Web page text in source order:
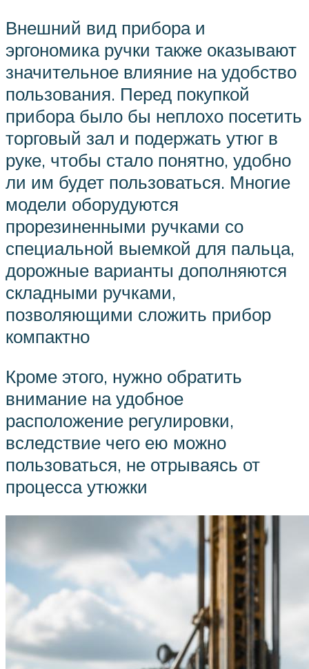
Внешний вид прибора и
эргономика ручки также оказывают
значительное влияние на удобство
пользования. Перед покупкой
прибора было бы неплохо посетить
торговый зал и подержать утюг в
руке, чтобы стало понятно, удобно
ли им будет пользоваться. Многие
модели оборудуются
прорезиненными ручками со
специальной выемкой для пальца,
дорожные варианты дополняются
складными ручками,
позволяющими сложить прибор
компактно
Кроме этого, нужно обратить
внимание на удобное
расположение регулировки,
вследствие чего ею можно
пользоваться, не отрываясь от
процесса утюжки